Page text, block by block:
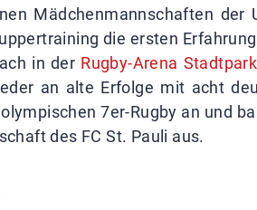
Mädchenmannschaften der
die ersten
in der Rugby-Arena Stadtpark
an alte Erfolge mit acht
7er-Rugby an und
des FC St. Pauli aus.